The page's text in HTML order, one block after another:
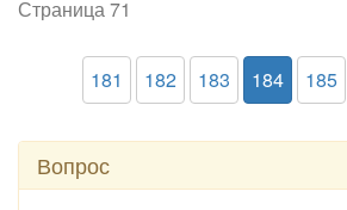
Страница 71
181 182 183 184 185
Вопрос